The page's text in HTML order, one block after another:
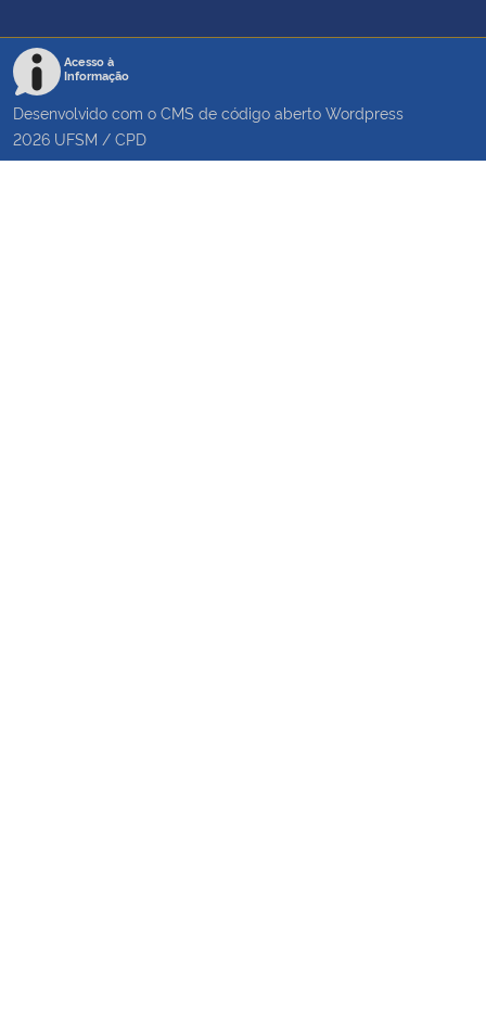
Acesso à
Informação
Desenvolvido com o CMS de código aberto Wordpress
2026 UFSM / CPD